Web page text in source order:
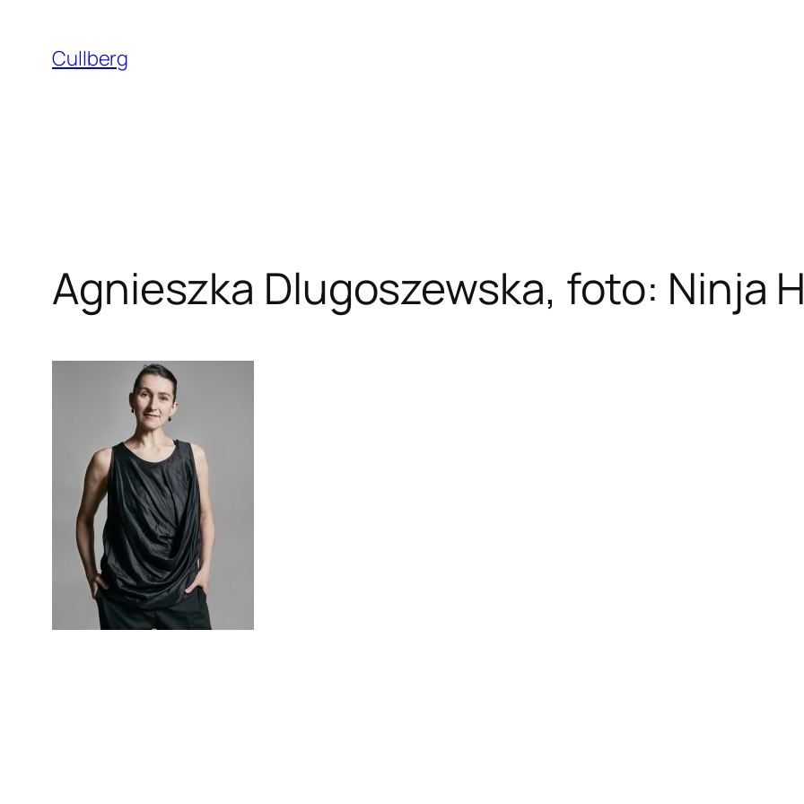
innehåll
Cullberg
Agnieszka Dlugoszewska, foto: Ninja